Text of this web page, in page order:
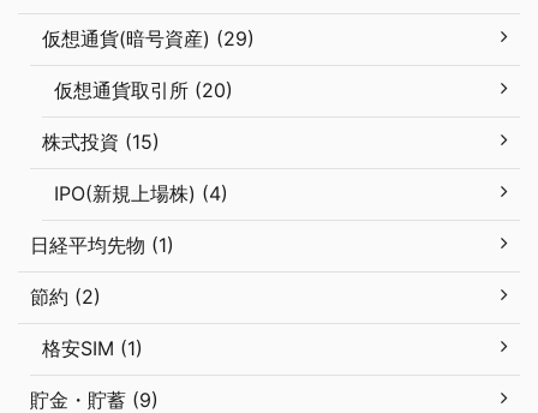
仮想通貨(暗号資産) (29)
仮想通貨取引所 (20)
株式投資 (15)
IPO(新規上場株) (4)
日経平均先物 (1)
節約 (2)
格安SIM (1)
貯金・貯蓄 (9)